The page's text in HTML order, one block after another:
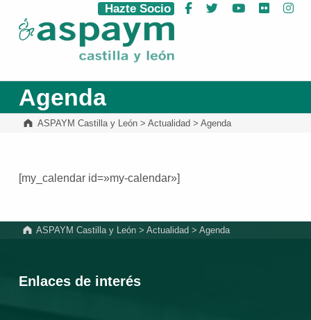
ASPAYM Castilla y León
Hazte Socio Facebook
Twitter YouTube
Flickr
Agenda
ASPAYM Castilla y León> Actualidad > Agenda
[my_calendar id=»my-calendar»]
ASPAYM Castilla y León >Actualidad >Agenda
Enlaces de interés